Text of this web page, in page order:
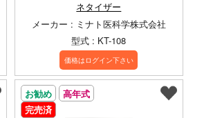
ネタイザー
メーカー : ミナト医科学株式会社
型式 : KT-108
価格はログイン下さい
お勧め
高年式
完売済